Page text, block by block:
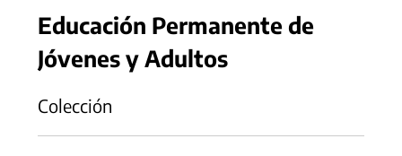
Educación Permanente de
Jóvenes y Adultos
Colección